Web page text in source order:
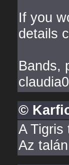
If you
details
Bands,
©
A Tigris
Az